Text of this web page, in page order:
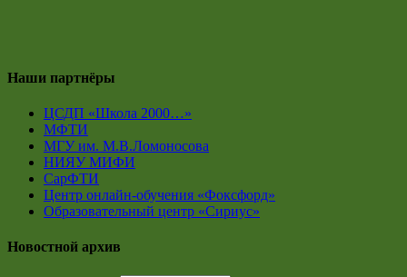
Наши партнёры
ЦСДП «Школа 2000…»
МФТИ
МГУ им. М.В.Ломоносова
НИЯУ МИФИ
СарФТИ
Центр онлайн-обучения «Фоксфорд»
Образовательный центр «Сириус»
Новостной архив